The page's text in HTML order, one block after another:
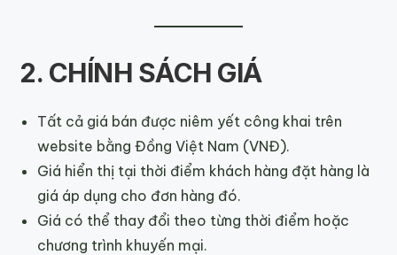
2. CHÍNH SÁCH GIÁ
Tất cả giá bán được niêm yết công khai trên
website bằng Đồng Việt Nam (VNĐ).
Giá hiển thị tại thời điểm khách hàng đặt hàng là
giá áp dụng cho đơn hàng đó.
Giá có thể thay đổi theo từng thời điểm hoặc
chương trình khuyến mại.